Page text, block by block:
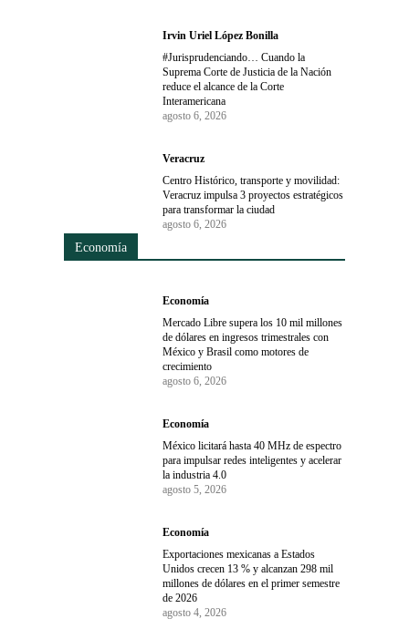
Irvin Uriel López Bonilla
#Jurisprudenciando… Cuando la
Suprema Corte de Justicia de la Nación
reduce el alcance de la Corte
Interamericana
agosto 6, 2026
Veracruz
Centro Histórico, transporte y movilidad:
Veracruz impulsa 3 proyectos estratégicos
para transformar la ciudad
agosto 6, 2026
Economía
Economía
Mercado Libre supera los 10 mil millones
de dólares en ingresos trimestrales con
México y Brasil como motores de
crecimiento
agosto 6, 2026
Economía
México licitará hasta 40 MHz de espectro
para impulsar redes inteligentes y acelerar
la industria 4.0
agosto 5, 2026
Economía
Exportaciones mexicanas a Estados
Unidos crecen 13 % y alcanzan 298 mil
millones de dólares en el primer semestre
de 2026
agosto 4, 2026